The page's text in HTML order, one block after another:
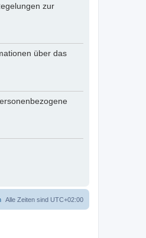
zur
über das
Alle Zeiten sind UTC+02:00